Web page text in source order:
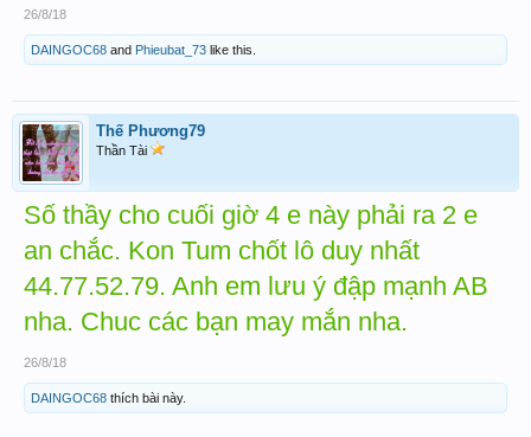
26/8/18
DAINGOC68 and Phieubat_73 like this.
Thế Phương79
Thần Tài
Số thầy cho cuối giờ 4 e này phải ra 2 e
an chắc. Kon Tum chốt lô duy nhất
44.77.52.79. Anh em lưu ý đập mạnh AB
nha. Chuc các bạn may mắn nha.
26/8/18
DAINGOC68 thích bài này.